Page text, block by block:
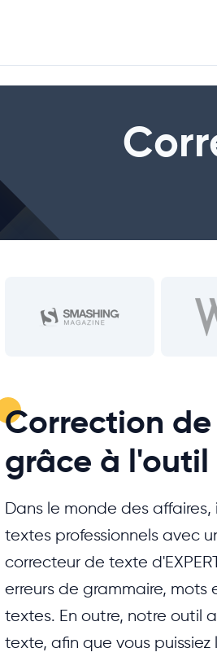
Correction
grâce à
Dans le monde des
textes professionnels avec
correcteur de texte
erreurs de grammaire,
textes. En outre, notre outil
texte, afin que vous